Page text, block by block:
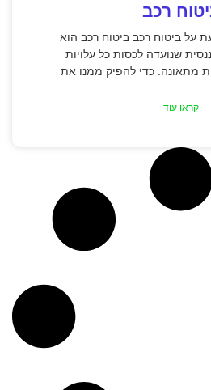
רכב
על ביטוח רכב ביטוח רכב הוא
שנועדה לכסות כל עלויות
מתאונה. כדי להפיק ממנו את
קראו עוד